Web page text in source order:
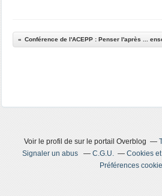
Conférence de l'ACEPP : Penser l'après ...
Voir le profil de sur le portail Overblog
Signaler un abus
C.G.U.
Cookies
Préférences